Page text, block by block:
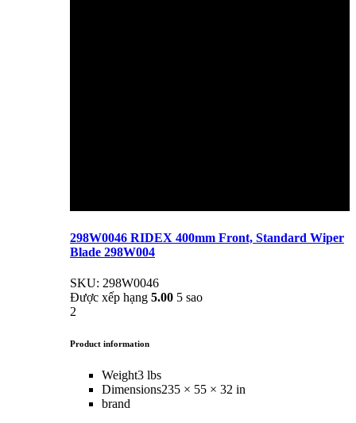
298W0046 RIDEX 400mm Front, Standard Wiper
Blade 298W004
SKU: 298W0046
Được xếp hạng 5.00 5 sao
2
Product information
Weight3 lbs
Dimensions235 × 55 × 32 in
brand